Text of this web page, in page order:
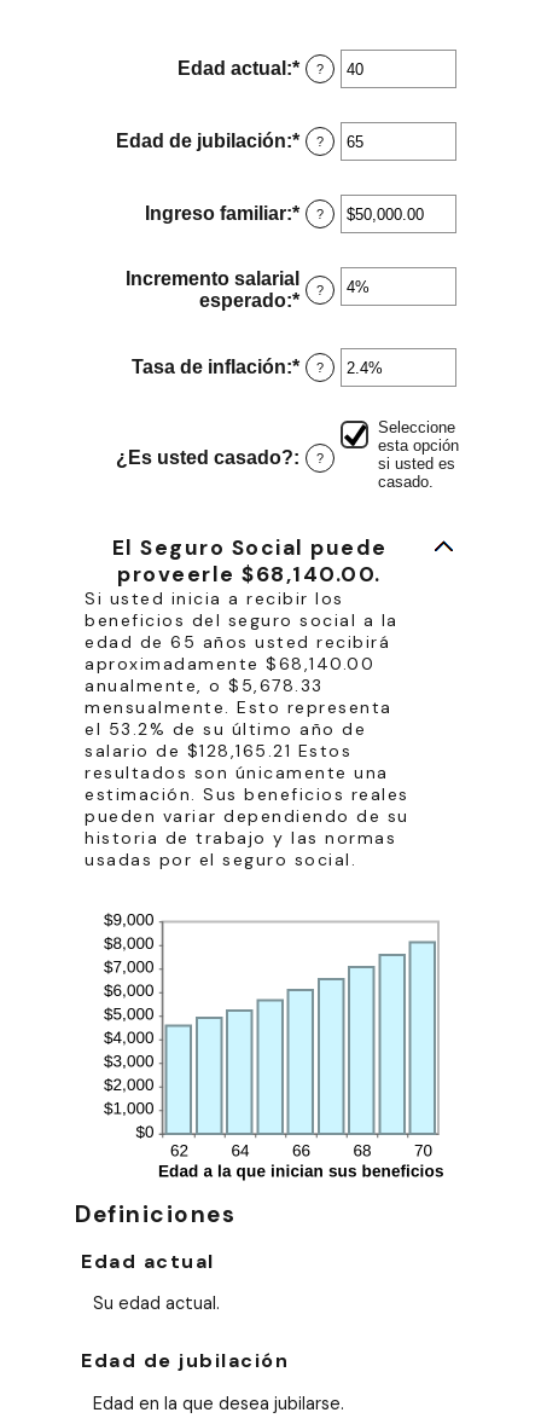
Edad actual :* Ingresa
un
entre
20
70
?
Edad de jubilación:* Ingresa
un
entre
62
70
?
Ingreso familiar:* Ingresa
un
entre
$1,000.00
$1,000,000.00
?
Incremento salarial
esperado:* Ingresa
monto
entre
0%
?
Tasa de inflación:* Ingresa
un
entre
0%
y
?
¿Es usted casado?: ?
Seleccione
esta opción
si usted es
casado.
El Seguro Social puede
proveerle $68,140.00.
Si usted inicia a recibir los
beneficios del seguro social a la
edad de 65 años usted recibirá
aproximadamente $68,140.00
anualmente, o $5,678.33
mensualmente. Esto representa
el 53.2% de su último año de
salario de $128,165.21 Estos
resultados son únicamente una
estimación. Sus beneficios reales
pueden variar dependiendo de su
historia de trabajo y las normas
usadas por el seguro social.
Definiciones
Edad actual
Su edad actual.
Edad de jubilación
Edad en la que desea jubilarse.